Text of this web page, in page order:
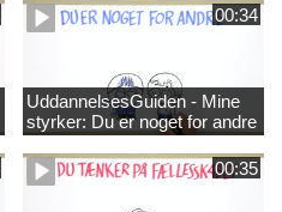
00:34
UddannelsesGuiden - Mine
styrker: Du er noget for andre
00:35